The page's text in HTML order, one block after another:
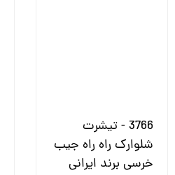
3766 - تیشرت
شلوارک راه راه جیب
خرسی برند ایرانی